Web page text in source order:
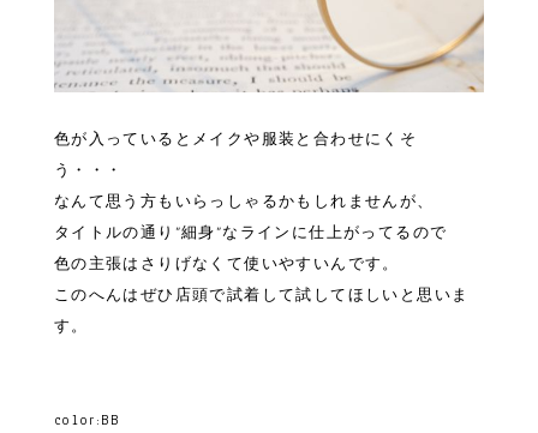
色が入っているとメイクや服装と合わせにくそ
う・・・
なんて思う方もいらっしゃるかもしれませんが、
タイトルの通り”細身”なラインに仕上がってるので
色の主張はさりげなくて使いやすいんです。
このへんはぜひ店頭で試着して試してほしいと思いま
す。
color:BB